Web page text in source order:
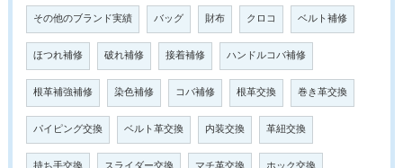
その他のブランド実績 バッグ 財布 クロコ ベルト補修
ほつれ補修 破れ補修 接着補修 ハンドルコバ補修
根革補強補修 染色補修 コバ補修 根革交換 巻き革交換
パイピング交換 ベルト革交換 内装交換 革紐交換